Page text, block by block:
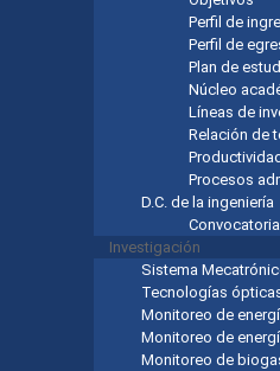
Perfil de
Perfil de
Plan de
Núcleo
Líneas de
Relación de
Procesos
D.C. de la ingeniería
Convocatoria
Investigación
Sistema
Tecnologías
Monitoreo de
Monitoreo de
Monitoreo de